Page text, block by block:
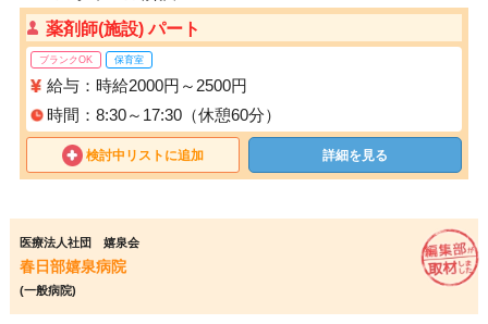
薬剤師(施設) パート
ブランクOK 保育室
給与：時給2000円～2500円
時間：8:30～17:30（休憩60分）
検討中リストに追加 詳細を見る
医療法人社団 嬉泉会
春日部嬉泉病院
(一般病院)